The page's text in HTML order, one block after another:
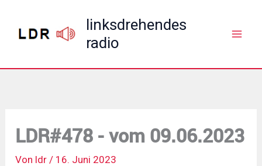
springen
linksdrehendes
radio
LDR#478 - vom 09.06.2023
Von ldr / 16. Juni 2023